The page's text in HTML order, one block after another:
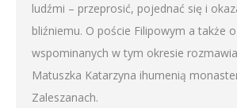
ludźmi – przeprosić, pojednać się i
bliźniemu. O poście Filipowym a także
wspominanych w tym okresie
Matuszka Katarzyna ihumenią
Zaleszanach.